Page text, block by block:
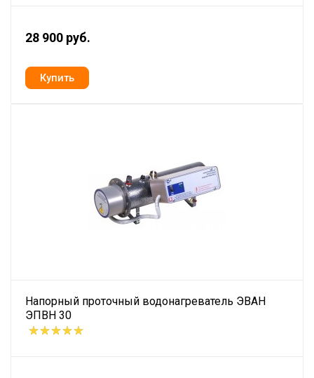
28 900 руб.
Напорный проточный водонагреватель ЭВАН
ЭПВН 30